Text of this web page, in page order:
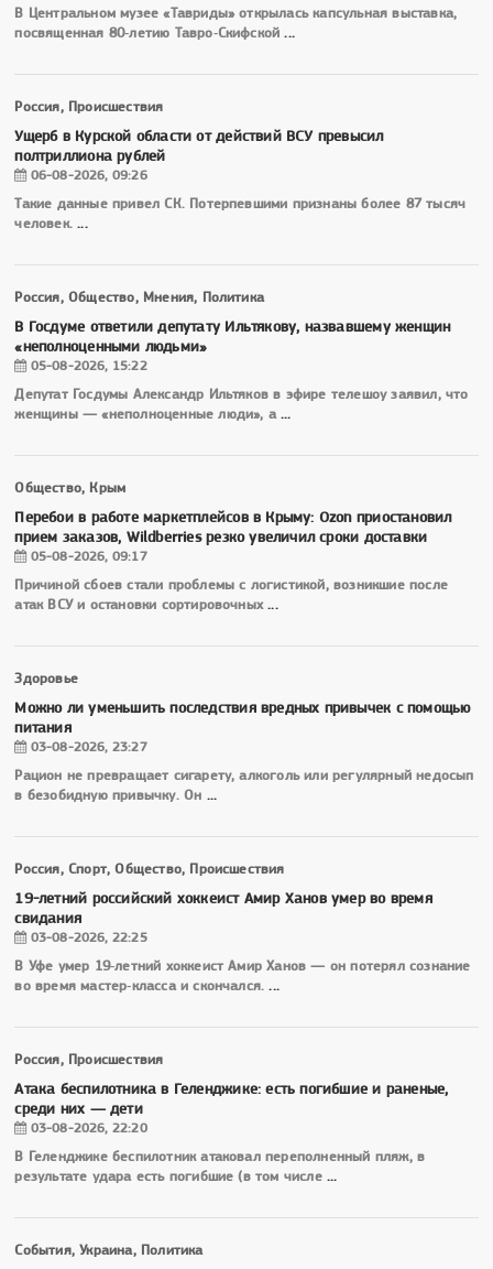
В Центральном музее «Тавриды» открылась капсульная выставка,
посвященная 80‑летию Тавро‑Скифской...
Россия, Происшествия
Ущерб в Курской области от действий ВСУ превысил
полтриллиона рублей
06-08-2026, 09:26
Такие данные привел СК. Потерпевшими признаны более 87 тысяч
человек....
Россия, Общество, Мнения, Политика
В Госдуме ответили депутату Ильтякову, назвавшему женщин
«неполноценными людьми»
05-08-2026, 15:22
Депутат Госдумы Александр Ильтяков в эфире телешоу заявил, что
женщины — «неполноценные люди», а...
Общество, Крым
Перебои в работе маркетплейсов в Крыму: Ozon приостановил
прием заказов, Wildberries резко увеличил сроки доставки
05-08-2026, 09:17
Причиной сбоев стали проблемы с логистикой, возникшие после
атак ВСУ и остановки сортировочных...
Здоровье
Можно ли уменьшить последствия вредных привычек с помощью
питания
03-08-2026, 23:27
Рацион не превращает сигарету, алкоголь или регулярный недосып
в безобидную привычку. Он ...
Россия, Спорт, Общество, Происшествия
19-летний российский хоккеист Амир Ханов умер во время
свидания
03-08-2026, 22:25
В Уфе умер 19‑летний хоккеист Амир Ханов — он потерял сознание
во время мастер‑класса и скончался....
Россия, Происшествия
Атака беспилотника в Геленджике: есть погибшие и раненые,
среди них — дети
03-08-2026, 22:20
В Геленджике беспилотник атаковал переполненный пляж, в
результате удара есть погибшие (в том числе...
События, Украина, Политика